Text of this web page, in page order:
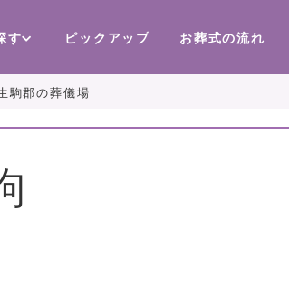
す ピックアップ お葬式の流れ
駒郡の葬儀場